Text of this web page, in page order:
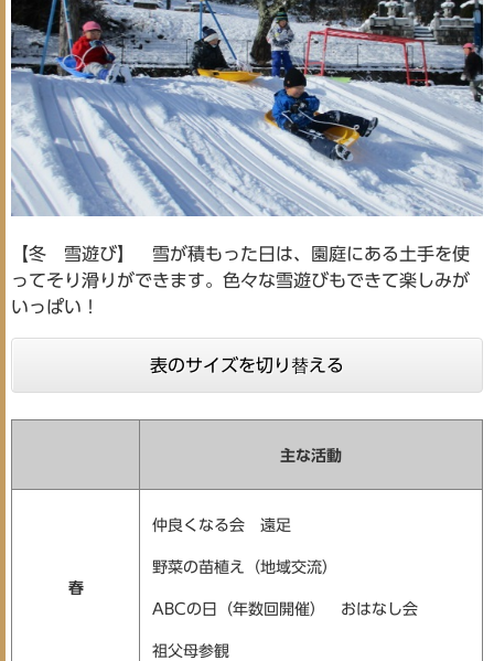
【冬 雪遊び】 雪が積もった日は、園庭にある土手を使
ってそり滑りができます。色々な雪遊びもできて楽しみが
いっぱい！
表のサイズを切り替える
主な活動
春
仲良くなる会 遠足
野菜の苗植え（地域交流）
ABCの日（年数回開催） おはなし会
祖父母参観